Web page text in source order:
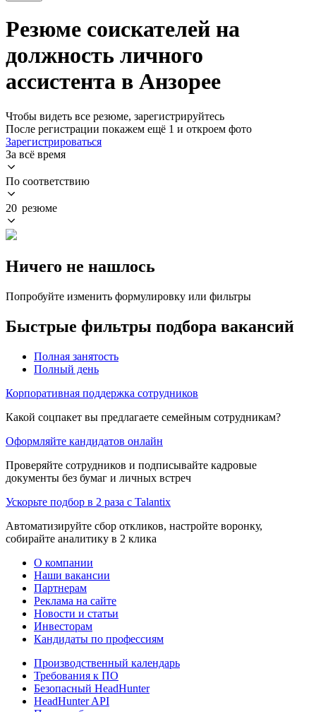
Резюме соискателей на
должность личного
ассистента в Анзорее
Чтобы видеть все резюме, зарегистрируйтесь
После регистрации покажем ещё 1 и откроем фото
Зарегистрироваться
За всё время
По соответствию
20 резюме
Ничего не нашлось
Попробуйте изменить формулировку или фильтры
Быстрые фильтры подбора вакансий
Полная занятость
Полный день
Корпоративная поддержка сотрудников
Какой соцпакет вы предлагаете семейным сотрудникам?
Оформляйте кандидатов онлайн
Проверяйте сотрудников и подписывайте кадровые
документы без бумаг и личных встреч
Ускорьте подбор в 2 раза с Talantix
Автоматизируйте сбор откликов, настройте воронку,
собирайте аналитику в 2 клика
О компании
Наши вакансии
Партнерам
Реклама на сайте
Новости и статьи
Инвесторам
Кандидаты по профессиям
Производственный календарь
Требования к ПО
Безопасный HeadHunter
HeadHunter API